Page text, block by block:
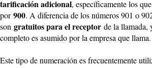
tarificación adicional, específicamente los
por900. A diferencia de los números 901 o
son gratuitos para el receptor de la llamada,
completo es asumido por la empresa que llama.
Este tipo de numeración es frecuentemente